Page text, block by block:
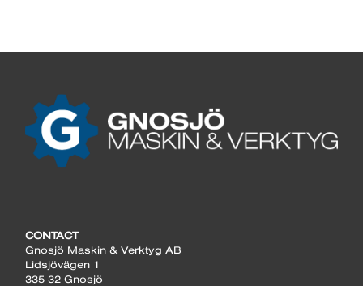
CONTACT
Gnosjö Maskin & Verktyg AB
Lidsjövägen 1
335 32 Gnosjö